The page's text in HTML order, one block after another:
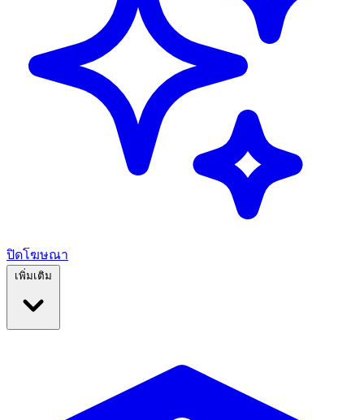
ปิดโฆษณา
เพิ่มเติม